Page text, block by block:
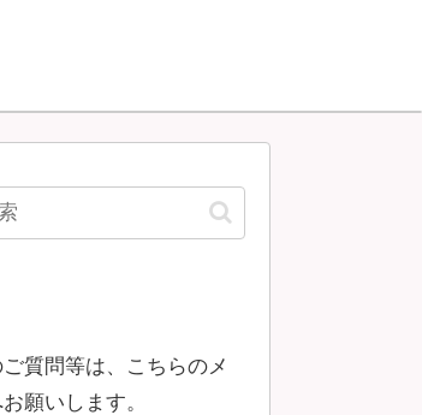
質問等は、こちらのメ
願いします。